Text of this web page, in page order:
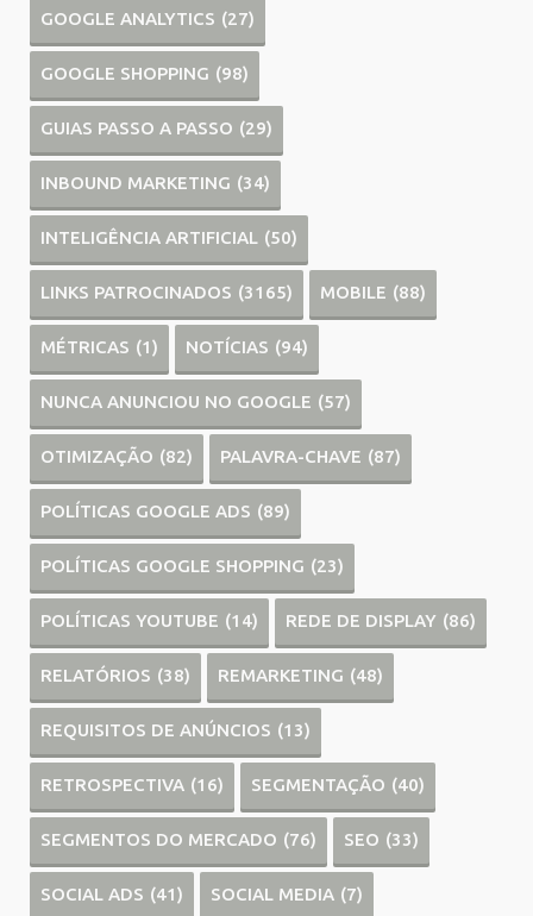
GOOGLE ANALYTICS (27)
GOOGLE SHOPPING (98)
GUIAS PASSO A PASSO (29)
INBOUND MARKETING (34)
INTELIGÊNCIA ARTIFICIAL (50)
LINKS PATROCINADOS (3165) MOBILE (88)
MÉTRICAS (1) NOTÍCIAS (94)
NUNCA ANUNCIOU NO GOOGLE (57)
OTIMIZAÇÃO (82) PALAVRA-CHAVE (87)
POLÍTICAS GOOGLE ADS (89)
POLÍTICAS GOOGLE SHOPPING (23)
POLÍTICAS YOUTUBE (14) REDE DE DISPLAY (86)
RELATÓRIOS (38) REMARKETING (48)
REQUISITOS DE ANÚNCIOS (13)
RETROSPECTIVA (16) SEGMENTAÇÃO (40)
SEGMENTOS DO MERCADO (76) SEO (33)
SOCIAL ADS (41) SOCIAL MEDIA (7)